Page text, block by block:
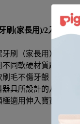
刷(家長用)/2入
牙刷（家長用）系列
不同軟硬材質刷毛，
刷毛不傷牙齦，寶寶
器具所設計的八角形
極適用伸入寶寶的小